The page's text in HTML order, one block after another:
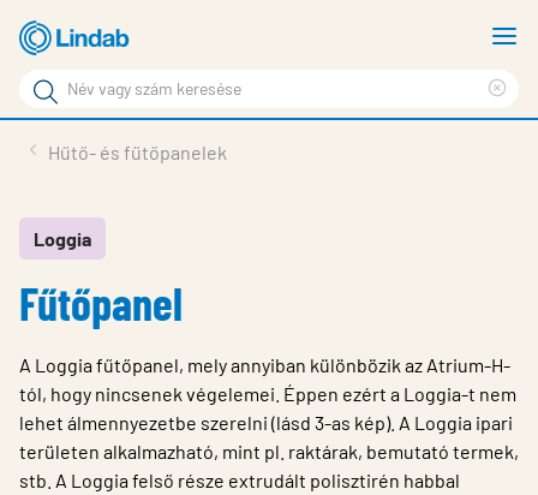
tartalomhoz
Keresési
kifejezés
Oldalak
keresése
Támogatás
Lindabról
Kapcsolat
Choose languge
Hungary
Hűtő- és fűtőpanelek
Loggia
Fűtőpanel
A Loggia fűtőpanel, mely annyiban különbözik az Atrium-H-
tól, hogy nincsenek végelemei. Éppen ezért a Loggia-t nem
lehet álmennyezetbe szerelni (lásd 3-as kép). A Loggia ipari
területen alkalmazható, mint pl. raktárak, bemutató termek,
stb. A Loggia felső része extrudált polisztirén habbal